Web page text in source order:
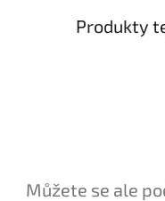
Produkty
Můžete se ale